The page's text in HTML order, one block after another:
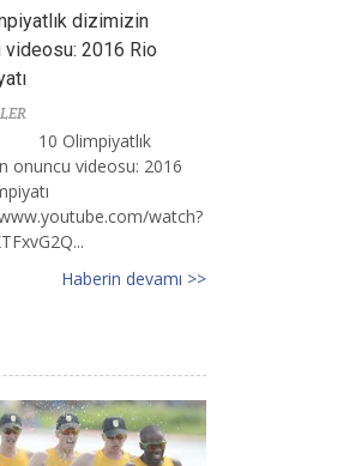
dizimizin
videosu: 2016 Rio
10 Olimpiyatlık
onuncu videosu: 2016
watch?
Haberin devamı >>